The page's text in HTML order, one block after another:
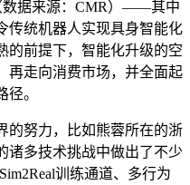
数据来源：CMR）——其中
传统机器人实现具身智能化
的前提下，智能化升级的空
再走向消费市场，并全面起
。
的努力，比如熊蓉所在的浙
诸多技术挑战中做出了不少
训练通道、多行为